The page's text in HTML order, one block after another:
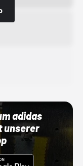
adidas
unserer